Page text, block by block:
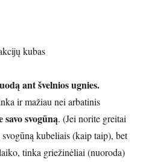
kubas
ant švelnios ugnies.
ir mažiau nei arbatinis
svogūną. (Jei norite greitai
kubeliais (kaip taip), bet
tinka griežinėliai (nuoroda)